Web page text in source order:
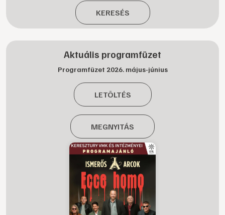
KERESÉS
Aktuális programfüzet
Programfüzet 2026. május-június
LETÖLTÉS
MEGNYITÁS